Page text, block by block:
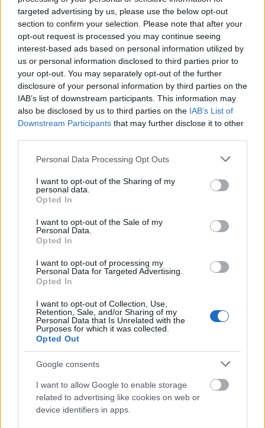
targeted advertising by us, please use the below opt-out
section to confirm your selection. Please note that after your
opt-out request is processed you may continue seeing
interest-based ads based on personal information utilized by
us or personal information disclosed to third parties prior to
your opt-out. You may separately opt-out of the further
disclosure of your personal information by third parties on the
IAB’s list of downstream participants. This information may
also be disclosed by us to third parties on the IAB’s List of
Downstream Participants that may further disclose it to other
Please note that this website/app uses one or more Google
not limited to your visit or usage behaviour. You may click to
grant or deny consent to Google and its third-party tags to
use your data for below specified purposes in below Google
consent section.
Personal Data Processing Opt Outs
I want to opt-out of the Sharing of my
personal data.
Opted In
I want to opt-out of the Sale of my
Personal Data.
Opted In
I want to opt-out of processing my
Personal Data for Targeted Advertising.
Opted In
I want to opt-out of Collection, Use,
Retention, Sale, and/or Sharing of my
Personal Data that Is Unrelated with the
Purposes for which it was collected.
Opted Out
Google consents
I want to allow Google to enable storage
related to advertising like cookies on web or
device identifiers in apps.
Érdekesség, hogy a csúszdás élményfürdő rész
szezonon kívül és hétköznap csak 14 órától van
nyitva.
A vizek hőmérséklete nekem tetszett, nem voltak túl
hidegek a 30-32 fokos medencék, egyedül a
gyógyfürdő vizeit találtam túl melegnek, az egyik
medence 38 fokos volt.